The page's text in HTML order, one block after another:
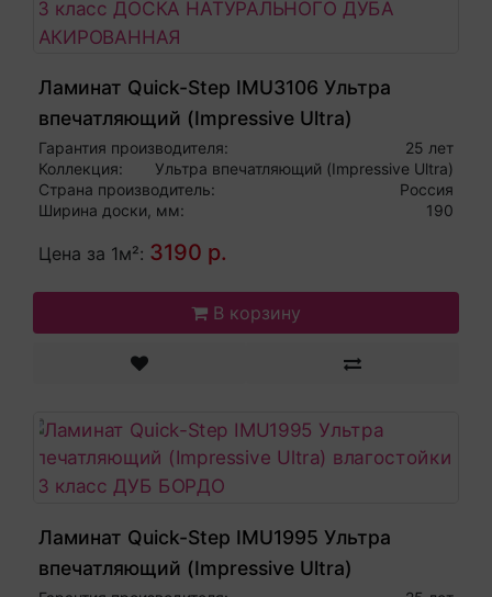
Ламинат Quick-Step IMU3106 Ультра
впечатляющий (Impressive Ultra)
влагостойкий 33 класс ДОСКА
НАТУРАЛЬНОГО ДУБА ЛАКИРОВАННАЯ
Гарантия производителя:
25 лет
Коллекция:
Ультра впечатляющий (Impressive Ultra)
Страна производитель:
Россия
Ширина доски, мм:
190
Цена за 1м²: 3190 р.
В корзину
Ламинат Quick-Step IMU1995 Ультра
впечатляющий (Impressive Ultra)